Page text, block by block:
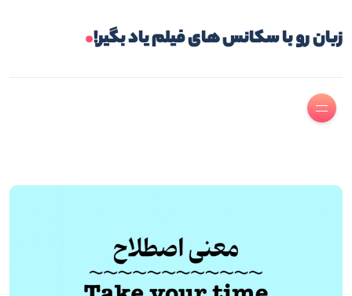
زبان رو با سکانس های فیلم یاد بگیر!.